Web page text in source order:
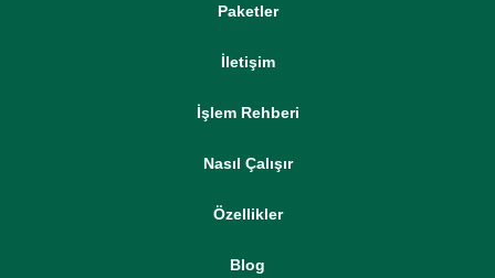
Paketler
İletişim
İşlem Rehberi
Nasıl Çalışır
Özellikler
Blog